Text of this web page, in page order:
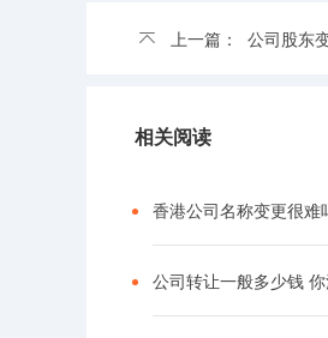
上一篇： 公司股东
相关阅读
香港公司名称变更很难
公司转让一般多少钱